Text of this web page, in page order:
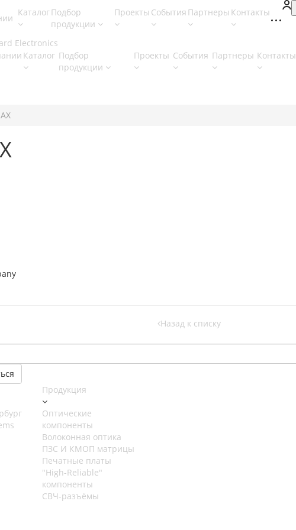
КаталогПодбор
продукции
Проекты События Партнеры Контакты
Каталог Подбор
продукции
Проекты События Партнеры Контакты
Назад к списку
Продукция
Оптические
компоненты
Волоконная оптика
ПЗС И КМОП матрицы
Печатные платы
"High-Reliable"
компоненты
СВЧ-разъёмы